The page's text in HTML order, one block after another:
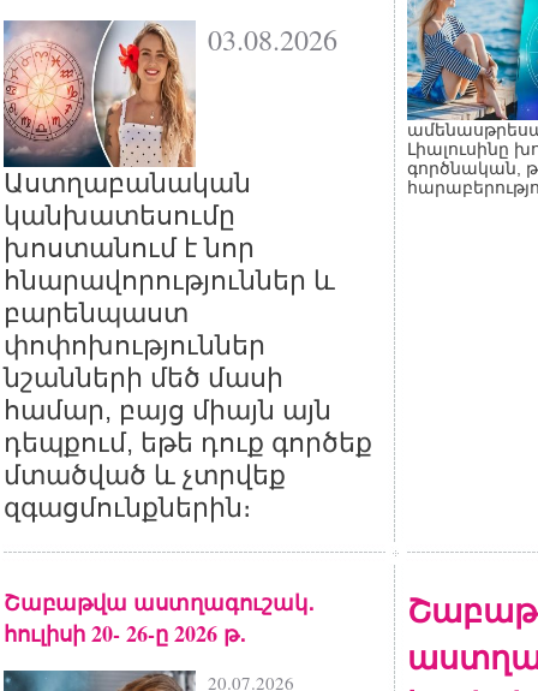
03.08.2026
Աստղաբանական
կանխատեսումը
խոստանում է նոր
հնարավորություններ և
բարենպաստ
փոփոխություններ
նշանների մեծ մասի
համար, բայց միայն այն
դեպքում, եթե դուք գործեք
մտածված և չտրվեք
զգացմունքներին։
Լիալուսինը
գործնական,
Շաբաթվա աստղագուշակ․
հուլիսի 20- 26-ը 2026 թ․
20.07.2026